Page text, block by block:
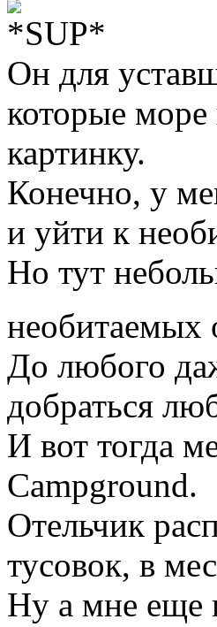
Он для
которые море
картинку.
Конечно, у
и уйти к
Но тут
необитаемых
До любого
добраться
И вот тогда
Campground.
Отельчик
тусовок, в
Ну а мне еще